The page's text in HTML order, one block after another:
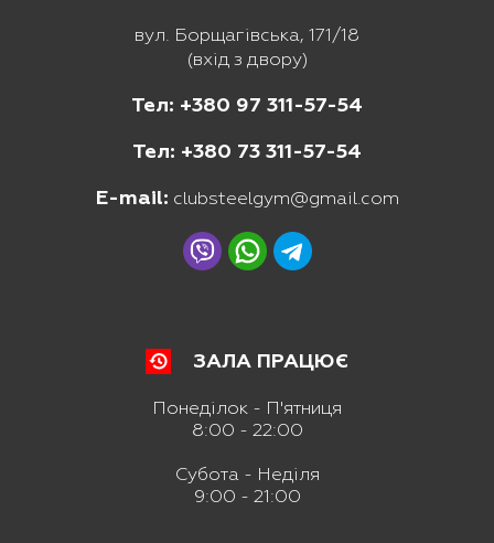
вул. Борщагівська, 171/18
(вхід з двору)
Тел: +380 97 311-57-54
Тел: +380 73 311-57-54
E-mail: clubsteelgym@gmail.com
ЗАЛА ПРАЦЮЄ
Понеділок - П'ятниця
8:00 - 22:00
Субота - Неділя
9:00 - 21:00